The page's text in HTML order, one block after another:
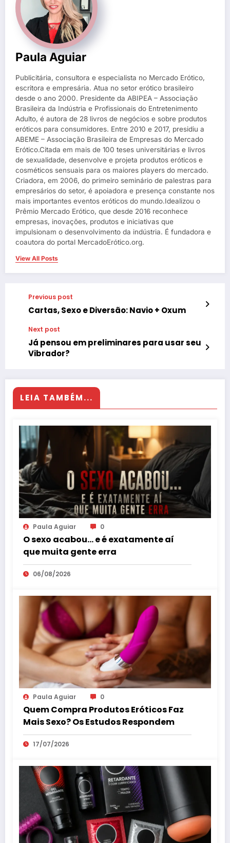
Paula Aguiar
Publicitária, consultora e especialista no Mercado Erótico,
escritora e empresária. Atua no setor erótico brasileiro
desde o ano 2000. Presidente da ABIPEA – Associação
Brasileira da Indústria e Profissionais do Entretenimento
Adulto, é autora de 28 livros de negócios e sobre produtos
eróticos para consumidores. Entre 2010 e 2017, presidiu a
ABEME – Associação Brasileira de Empresas do Mercado
Erótico.Citada em mais de 100 teses universitárias e livros
de sexualidade, desenvolve e projeta produtos eróticos e
cosméticos sensuais para os maiores players do mercado.
Criadora, em 2006, do primeiro seminário de palestras para
empresários do setor, é apoiadora e presença constante nos
mais importantes eventos eróticos do mundo.Idealizou o
Prêmio Mercado Erótico, que desde 2016 reconhece
empresas, inovações, produtos e iniciativas que
impulsionam o desenvolvimento da indústria. É fundadora e
coautora do portal MercadoErótico.org.
View All Posts
Previous post
Cartas, Sexo e Diversão: Navio + Oxum
Next post
Já pensou em preliminares para usar seu
Vibrador?
LEIA TAMBÉM...
Paula Aguiar 0
O sexo acabou… e é exatamente aí
que muita gente erra
06/08/2026
Paula Aguiar 0
Quem Compra Produtos Eróticos Faz
Mais Sexo? Os Estudos Respondem
17/07/2026